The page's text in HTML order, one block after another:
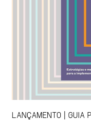
LANÇAMENTO | GUIA